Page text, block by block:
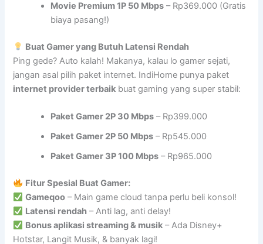
Movie Premium 1P 50 Mbps – Rp369.000 (Gratis
biaya pasang!)
Buat Gamer yang Butuh Latensi Rendah
Ping gede? Auto kalah! Makanya, kalau lo gamer sejati,
jangan asal pilih paket internet. IndiHome punya paket
internet provider terbaik buat gaming yang super stabil:
Paket Gamer 2P 30 Mbps – Rp399.000
Paket Gamer 2P 50 Mbps – Rp545.000
Paket Gamer 3P 100 Mbps – Rp965.000
Fitur Spesial Buat Gamer:
Gameqoo – Main game cloud tanpa perlu beli konsol!
Latensi rendah – Anti lag, anti delay!
Bonus aplikasi streaming & musik – Ada Disney+
Hotstar, Langit Musik, & banyak lagi!